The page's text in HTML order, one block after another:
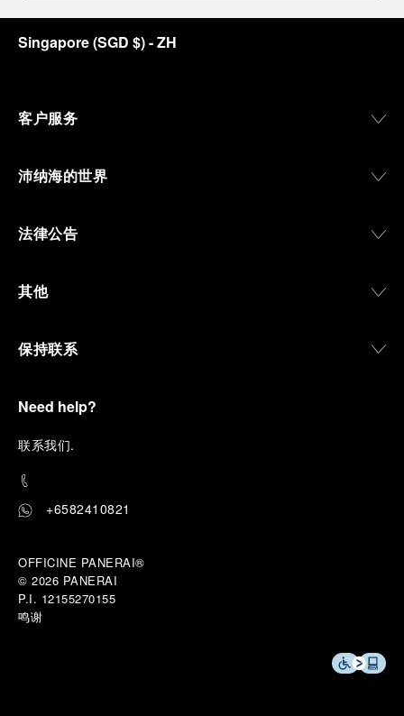
Singapore(SGD $)- ZH
客户服务
沛纳海的世界
法律公告
其他
保持联系
Need help?
联系我们.
+6582410821
OFFICINE PANERAI®
© 2026 PANERAI
P.I. 12155270155
鸣谢